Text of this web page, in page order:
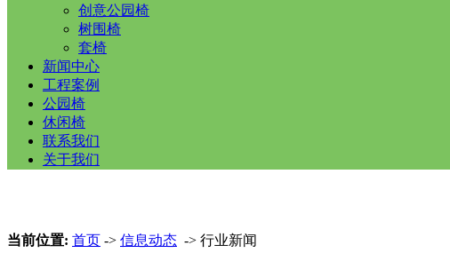
创意公园椅
树围椅
套椅
新闻中心
工程案例
公园椅
休闲椅
联系我们
关于我们
当前位置: 首页 -> 信息动态 -> 行业新闻